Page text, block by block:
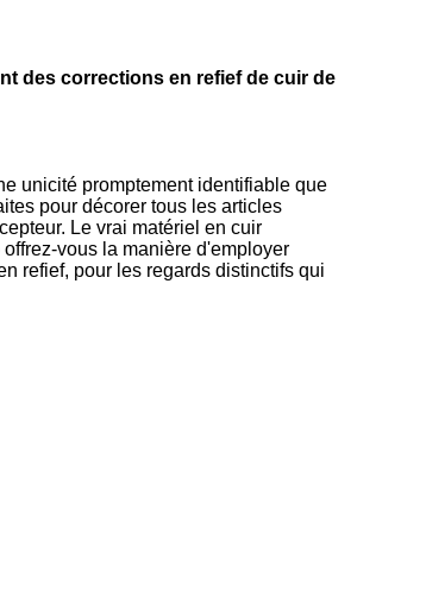
des corrections en refief de cuir de
unicité promptement identifiable que
pour décorer tous les articles
Le vrai matériel en cuir
vous la manière d'employer
refief, pour les regards distinctifs qui